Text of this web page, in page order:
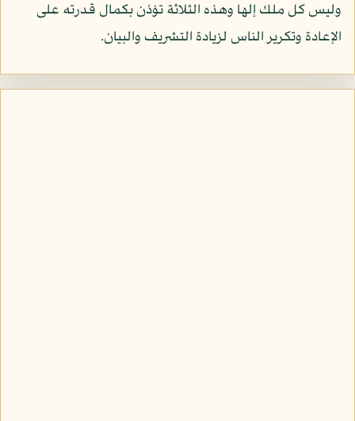
وليس كل ملك إلها وهذه الثلاثة تؤذن بكمال قدرته على
الإعادة وتكرير الناس لزيادة التشريف والبيان.